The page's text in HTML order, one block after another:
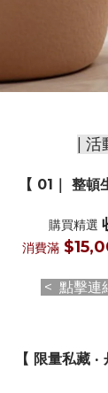
|
【 01｜ 整頓
購買精選
消費滿
< 點擊連
【 限量私藏 ‧